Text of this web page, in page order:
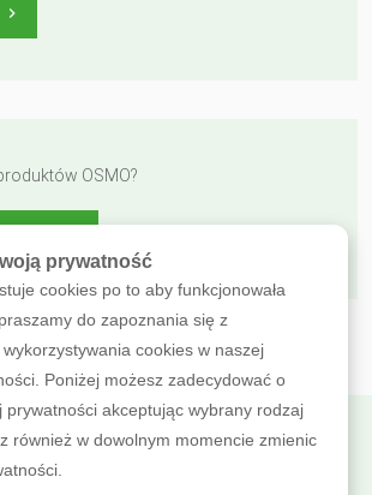
OSMO?
prywatność
cookies po to aby funkcjonowała
do zapoznania się z
cookies w naszej
Poniżej możesz zadecydować o
prywatności akceptując wybrany rodzaj
również w dowolnym momencie zmienic